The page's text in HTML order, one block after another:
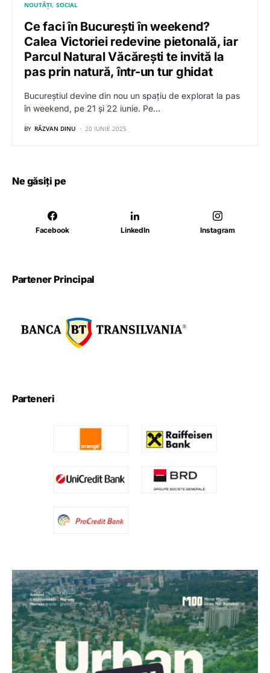
NOUTĂȚI SOCIAL
Ce faci în București în weekend?
Calea Victoriei redevine pietonală, iar
Parcul Natural Văcărești te invită la
pas prin natură, într-un tur ghidat
Bucureștiul devine din nou un spațiu de explorat la pas
în weekend, pe 21 și 22 iunie. Pe…
BY RĂZVAN DINU 20 IUNIE 2025
Ne găsiți pe
Facebook LinkedIn Instagram
Partener Principal
Parteneri